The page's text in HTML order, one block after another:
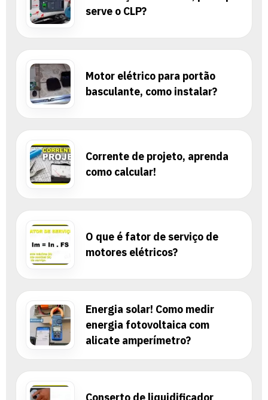
serve o CLP?
Motor elétrico para portão
basculante, como instalar?
Corrente de projeto, aprenda
como calcular!
O que é fator de serviço de
motores elétricos?
Energia solar! Como medir
energia fotovoltaica com
alicate amperímetro?